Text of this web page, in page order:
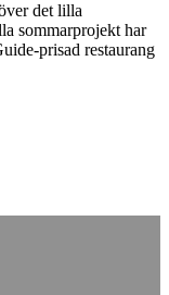
det lilla
sommarprojekt har
prisad restaurang